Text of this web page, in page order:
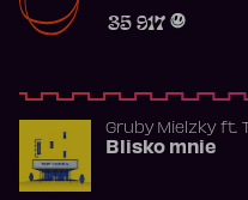
35 917
Gruby Mielzkyft.
Blisko mnie